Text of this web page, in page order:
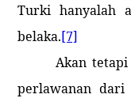
Turki hanyalah
belaka.[7]
Akan
perlawanan dari